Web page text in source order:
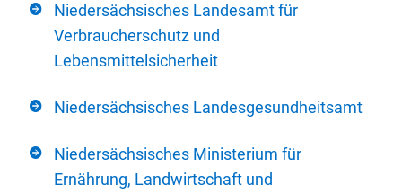
Niedersächsisches Landesamt für
Verbraucherschutz und
Lebensmittelsicherheit
Niedersächsisches Landesgesundheitsamt
Niedersächsisches Ministerium für
Ernährung, Landwirtschaft und